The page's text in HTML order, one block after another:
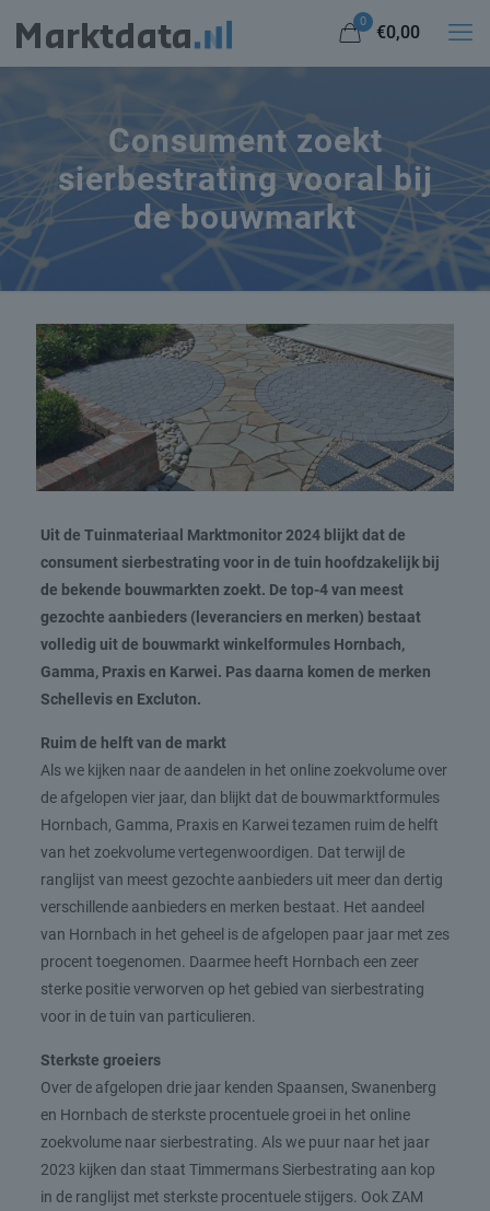
0
€0,00
Consument zoekt
sierbestrating vooral bij
de bouwmarkt
Uit de Tuinmateriaal Marktmonitor 2024 blijkt dat de
consument sierbestrating voor in de tuin hoofdzakelijk bij
de bekende bouwmarkten zoekt. De top-4 van meest
gezochte aanbieders (leveranciers en merken) bestaat
volledig uit de bouwmarkt winkelformules Hornbach,
Gamma, Praxis en Karwei. Pas daarna komen de merken
Schellevis en Excluton.
Ruim de helft van de markt
Als we kijken naar de aandelen in het online zoekvolume over
de afgelopen vier jaar, dan blijkt dat de bouwmarktformules
Hornbach, Gamma, Praxis en Karwei tezamen ruim de helft
van het zoekvolume vertegenwoordigen. Dat terwijl de
ranglijst van meest gezochte aanbieders uit meer dan dertig
verschillende aanbieders en merken bestaat. Het aandeel
van Hornbach in het geheel is de afgelopen paar jaar met zes
procent toegenomen. Daarmee heeft Hornbach een zeer
sterke positie verworven op het gebied van sierbestrating
voor in de tuin van particulieren.
Sterkste groeiers
Over de afgelopen drie jaar kenden Spaansen, Swanenberg
en Hornbach de sterkste procentuele groei in het online
zoekvolume naar sierbestrating. Als we puur naar het jaar
2023 kijken dan staat Timmermans Sierbestrating aan kop
in de ranglijst met sterkste procentuele stijgers. Ook ZAM